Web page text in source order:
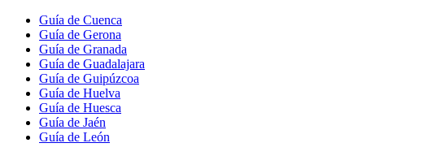
Guía de Cuenca
Guía de Gerona
Guía de Granada
Guía de Guadalajara
Guía de Guipúzcoa
Guía de Huelva
Guía de Huesca
Guía de Jaén
Guía de León